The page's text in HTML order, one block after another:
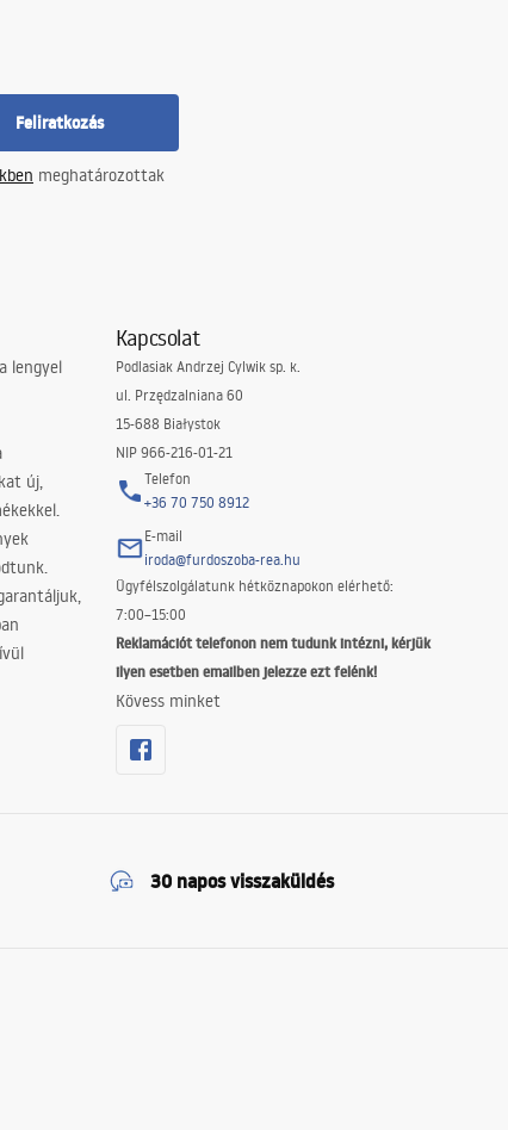
Feliratkozás
meghatározottak
lengyel
új,
Kapcsolat
Podlasiak Andrzej Cylwik sp. k.
ul. Przędzalniana 60
15-688 Białystok
NIP 966-216-01-21
Telefon
+36 70 750 8912
E-mail
iroda@furdoszoba-rea.hu
Ügyfélszolgálatunk hétköznapokon elérhető:
7:00–15:00
Reklamációt telefonon nem tudunk intézni, kérjük
ilyen esetben emailben jelezze ezt felénk!
Kövess minket
30 napos visszaküldés